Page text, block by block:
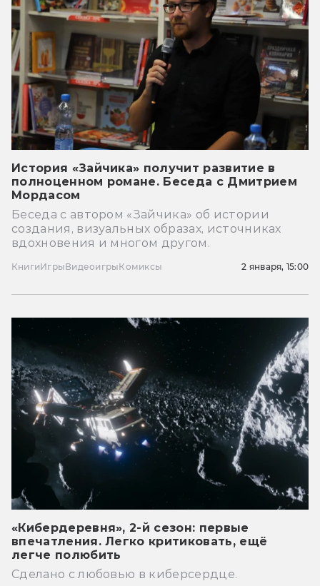
История «Зайчика» получит развитие в
полноценном романе. Беседа с Дмитрием
Мордасом
Беседа с автором «Зайчика» об истории
создания, визуальных образах, источниках
вдохновения и многом другом.
КнигиИгрыВидеоигрыКомиксы 2 января, 15:00
«Кибердеревня», 2-й сезон: первые
впечатления. Легко критиковать, ещё
легче полюбить
Сделано с любовью в киберсердце.